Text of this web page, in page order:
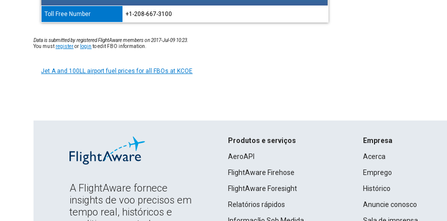
Toll Free Number +1-208-667-3100
Data is submitted by registered FlightAware members on 2017-Jul-09 10:23.
You must registeror login to edit FBO information.
Jet A and 100LL airport fuel prices for all FBOs at KCOE
A FlightAware fornece
insights de voo precisos em
tempo real, históricos e
Produtos e serviços
AeroAPI
FlightAware Firehose
FlightAware Foresight
Relatórios rápidos
Empresa
Acerca
Emprego
Histórico
Anuncie conosco